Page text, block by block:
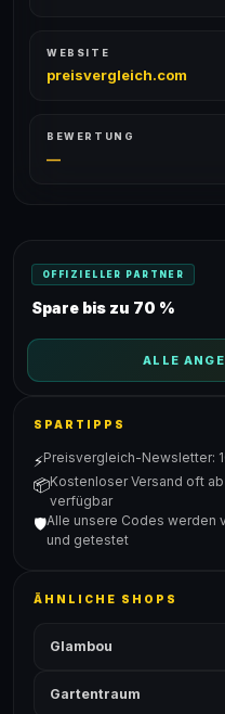
WEBSITE
preisvergleich.com
BEWERTUNG
—
OFFIZIELLER PARTNER
Spare bis zu 70 %
ALLE
SPARTIPPS
⚡Preisvergleich-Newsletter:
📦Kostenloser Versand oft
verfügbar
🛡️Alle unsere Codes werden
und getestet
ÄHNLICHE SHOPS
Glambou
Gartentraum